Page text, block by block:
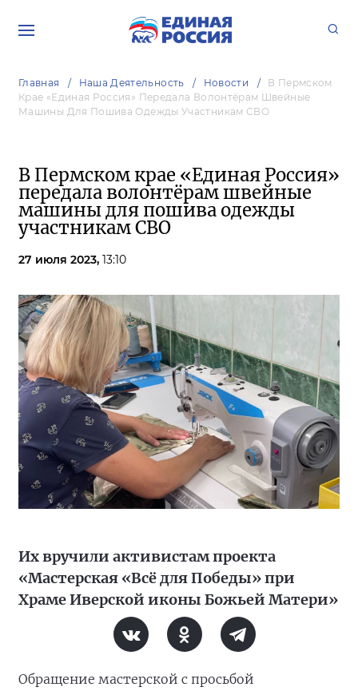
Главная Наша Деятельность Новости
В Пермском
Крае «Единая Россия» Передала Волонтёрам Швейные
Машины Для Пошива Одежды Участникам СВО
В Пермском крае «Единая Россия»
передала волонтёрам швейные
машины для пошива одежды
участникам СВО
27 июля 2023, 13:10
Их вручили активистам проекта
«Мастерская «Всё для Победы» при
Храме Иверской иконы Божьей Матери»
Обращение мастерской с просьбой